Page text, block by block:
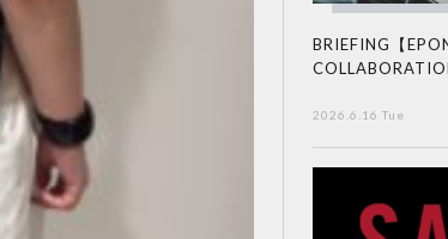
BRIEFING【
2026.6.16 Tue